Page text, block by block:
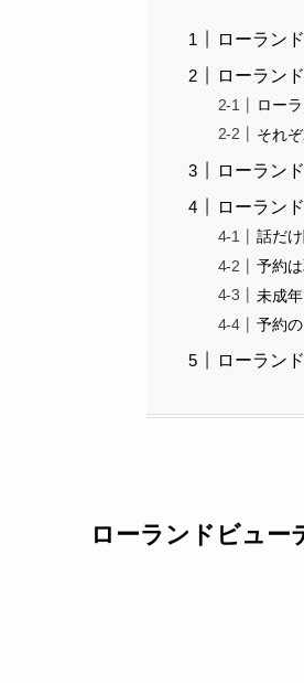
ローラン
ローラン
ロー
それ
ローラン
ローラン
話だ
予約
未成
予約
ローラン
ローランドビュー